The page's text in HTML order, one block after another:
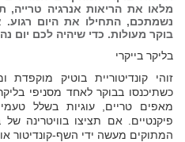
מלאו את הריאות אנרגיה טרייה,
נשמתכם, התחילו את היום
בוקר מעולות. כדי שיהיה לכם יום
בליקר בייקרי
זוהי קונדיטוריית בוטיק
כשתיכנסו בבוקר לאחד מסניפי
מאפים טריים, עוגיות בשלל
פיקנטיים. אם תציצו בוויטרינה
המתוקים מעשה ידי השף-קונדיטור